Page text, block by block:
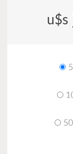
u$s